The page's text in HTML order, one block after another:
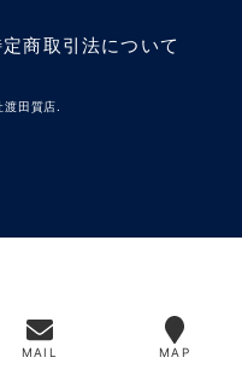
商取引法について
田質店.
MAIL MAP